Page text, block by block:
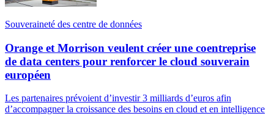
Souveraineté des centre de données
Orange et Morrison veulent créer une coentreprise
de data centers pour renforcer le cloud souverain
européen
Les partenaires prévoient d’investir 3 milliards d’euros afin
d’accompagner la croissance des besoins en cloud et en intelligence